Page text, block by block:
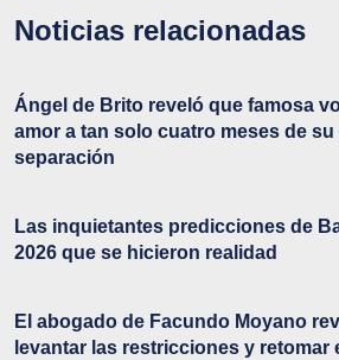
Noticias relacionadas
Ángel de Brito reveló que famosa
amor a tan solo cuatro meses de
separación
Las inquietantes predicciones de
2026 que se hicieron realidad
El abogado de Facundo Moyano
levantar las restricciones y retomar